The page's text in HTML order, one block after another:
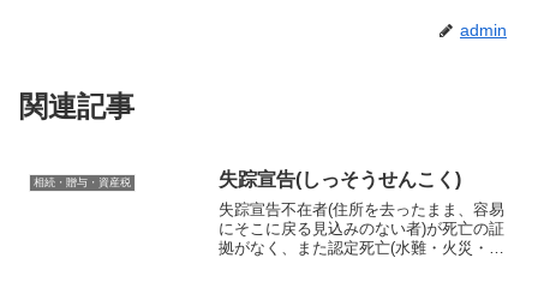
admin
関連記事
相続・贈与・資産税 失踪宣告(しっそうせんこく)
失踪宣告不在者(住所を去ったまま、容易
にそこに戻る見込みのない者)が死亡の証
拠がなく、また認定死亡(水難・火災・震